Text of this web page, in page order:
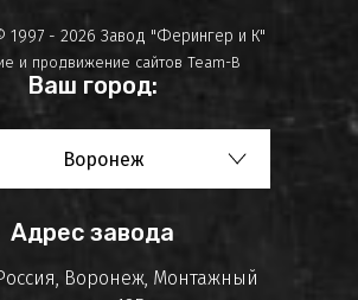
1997 - 2026 Завод "Ферингер и К"
и продвижение сайтов Team-B
Ваш город:
Воронеж
Адрес завода
Воронеж, Монтажный